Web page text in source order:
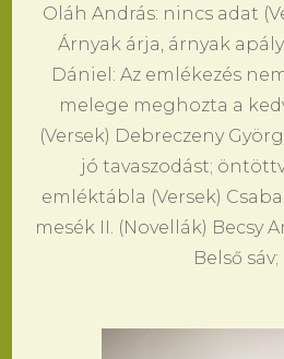
Oláh András: nincs adat
Árnyak árja, árnyak
Dániel: Az emlékezés
melege meghozta a
(Versek) Debreczeny
jó tavaszodást;
emléktábla (Versek)
mesék II. (Novellák) Becsy
Belső sáv;